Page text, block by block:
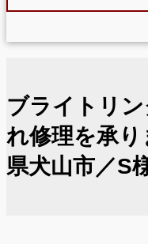
ブライトリ
れ修理を承
県犬山市／S